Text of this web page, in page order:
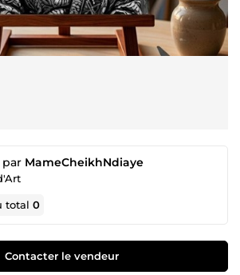
par MameCheikhNdiaye
total0
Contacter le vendeur